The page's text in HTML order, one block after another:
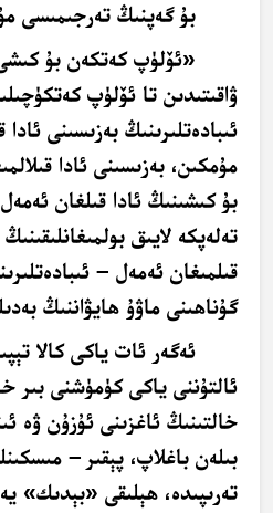
بۇ گەپنىڭ تەرجىمىسى
«ئۆلۈپ كەتكەن بۇ
ۋاقىتىدىن تا ئۆلۈپ
ئىبادەتلىرىنىڭ بەزىسىنى
مۇمكىن، بەزىسىنى ئادا
بۇ كىشىنىڭ ئادا قىلغان
تەلەپكە لايىق
قىلمىغان ئەمەل –
گۇناھىنى ماۋۇ ھايۋاننىڭ
ئەگەر ئات ياكى كالا
ئالتۇننى ياكى كۈمۈشنى بىر
خالتىنىڭ ئاغزىنى ئۇزۇن ۋە
بىلەن باغلاپ، پېقىر –
تەرىپىدە، ھېلىقى «بېدىك»